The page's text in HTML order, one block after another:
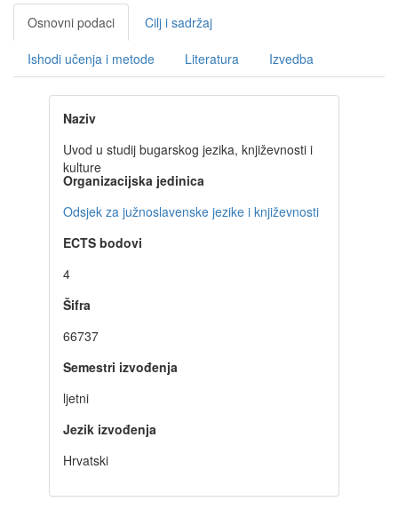
Osnovni podaci Cilj i sadržaj
Ishodi učenja i metode Literatura Izvedba
Naziv
Uvod u studij bugarskog jezika, književnosti i
kulture
Organizacijska jedinica
Odsjek za južnoslavenske jezike i književnosti
ECTS bodovi
4
Šifra
66737
Semestri izvođenja
ljetni
Jezik izvođenja
Hrvatski